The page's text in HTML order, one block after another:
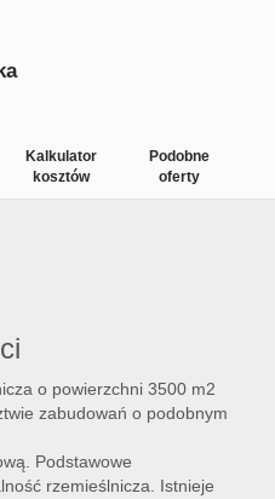
Kalkulator
kosztów
Podobne
oferty
o powierzchni 3500 m2
zabudowań o podobnym
Podstawowe
rzemieślnicza. Istnieje